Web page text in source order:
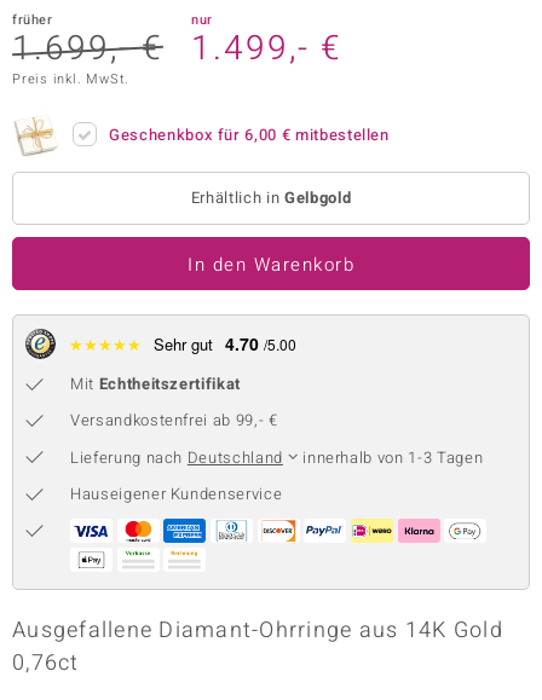
BY DE MELO
Collection
Classics
früher
1.699,- €
nur
1.499,- €
Preis inkl. MwSt.
Geschenkbox für6,00 € mitbestellen
Erhältlich in Gelbgold
In den Warenkorb
★★★★★ Sehr gut 4.70 /5.00
Mit Echtheitszertifikat
Versandkostenfrei ab 99,- €
Lieferung nach Deutschland
innerhalb von 1-3 Tagen
Hauseigener Kundenservice
Ausgefallene Diamant-Ohrringe aus 14K Gold
0,76ct